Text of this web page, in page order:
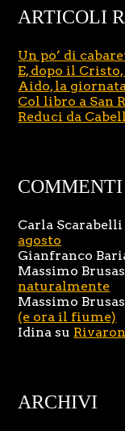
ARTICOLI
Un po’ di
E, dopo il
Aido, la
Col libro a San
Reduci da
Carla Scarabelli
agosto
Gianfranco
Massimo
naturalmente
Massimo
(e ora il fiume)
Idina su
ARCHIVI